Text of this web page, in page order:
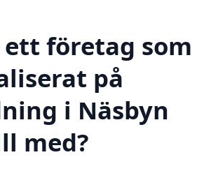
ett företag som
på
i Näsbyn
med?